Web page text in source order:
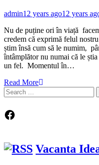
admin12 years ago12 years
Nu de puține ori în viață
credem că exprimă felul
știm însă cum să le numim,
întâmplător nu numai că le
un fel. Momentul în…
Read More
Search
for:
Facebook
Vacanta